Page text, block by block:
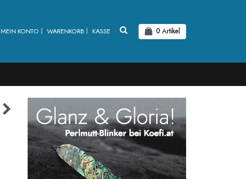
MEIN KONTO WARENKORB KASSE 0 Artikel